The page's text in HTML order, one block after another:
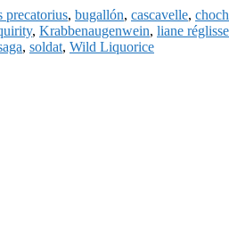
precatorius, bugallón, cascavelle,
, Krabbenaugenwein, liane réglisse
, soldat, Wild Liquorice